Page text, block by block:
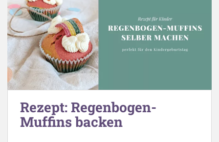
Rezept: Regenbogen-
Muffins backen